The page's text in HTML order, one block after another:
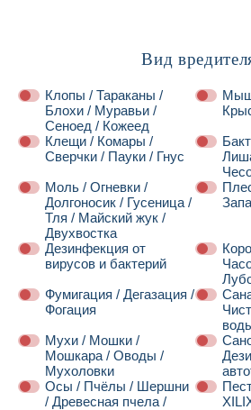
Вид
Клопы / Тараканы /
Блохи / Муравьи /
Сеноед / Кожеед
Клещи / Комары /
Сверчки / Пауки / Гнус
Моль / Огневки /
Долгоносик / Гусеница /
Тля / Майский жук /
Двухвостка
Дезинфекция от
вирусов и бактерий
Фумигация / Дегазация /
Фогация
Мухи / Мошки /
Мошкара / Оводы /
Мухоловки
Осы / Пчёлы / Шершни
/ Древесная пчела /